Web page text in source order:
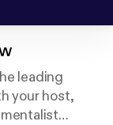
leading
your host,